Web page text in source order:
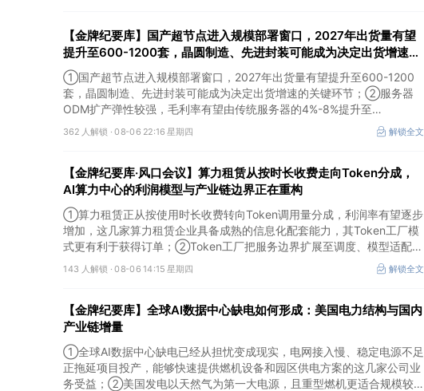
【金牌纪要库】国产超节点进入规模部署窗口，2027年出货量有望
提升至600-1200套，晶圆制造、先进封装可能成为决定出货增速的
关键环节
①国产超节点进入规模部署窗口，2027年出货量有望提升至600-1200
套，晶圆制造、先进封装可能成为决定出货增速的关键环节；②服务器
ODM扩产弹性较强，毛利率有望由传统服务器的4%-8%提升至
10%-15%，这两家公司占据整机市场的核心份额；③国产交换芯片已经
由送样验证逐步进入小批量应用，中低速率产品替代有望加快，400G、
362 人解锁 ·08-06 22:16 星期四 解锁全文
【金牌纪要库·风口会议】算力租赁从按时长收费走向Token分成，
AI算力中心的利润模型与产业链边界正在重构
①算力租赁正从按使用时长收费转向Token调用量分成，利润率有望逐步
增加，这几家算力租赁企业具备成熟的信息化配套能力，其Token工厂模
式更有利于获得订单；②Token工厂把服务边界扩展至调度、模型适配、
计费和安全，这类具备网络安全配套和底层模型适配业务的企业也会受益
Token工厂建设；③高端训练卡仍受供给约束，AI应用持续推高推理需求
143 人解锁 ·08-06 14:15 星期四 解锁全文
【金牌纪要库】全球AI数据中心缺电如何形成：美国电力结构与国内
产业链增量
①全球AI数据中心缺电已经从担忧变成现实，电网接入慢、稳定电源不足
正拖延项目投产，能够快速提供燃机设备和园区供电方案的这几家公司业
务受益；②美国发电以天然气为第一大电源，且重型燃机更适合规模较